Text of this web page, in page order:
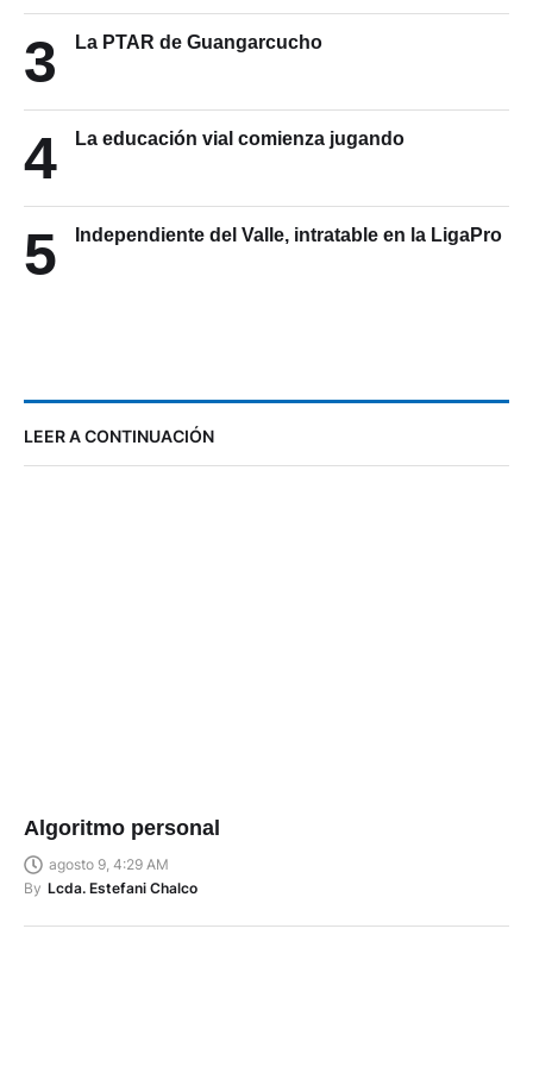
3 La PTAR de Guangarcucho
4 La educación vial comienza jugando
5 Independiente del Valle, intratable en la LigaPro
LEER A CONTINUACIÓN
Algoritmo personal
agosto 9, 4:29 AM
By Lcda. Estefani Chalco